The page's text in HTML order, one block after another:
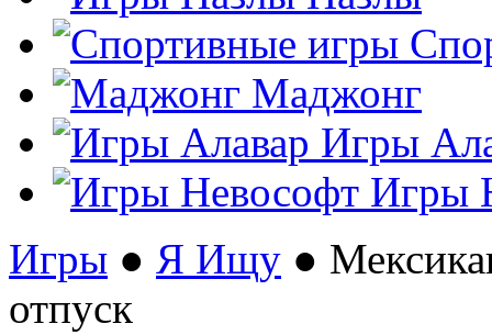
Маджонг
Игры
Игры
Игры ● Я Ищу ●
отпуск